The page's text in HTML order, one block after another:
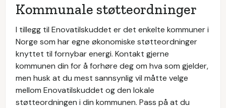
Kommunale støtteordninger
I tillegg til Enovatilskuddet er det enkelte kommuner i
Norge som har egne økonomiske støtteordninger
knyttet til fornybar energi. Kontakt gjerne
kommunen din for å forhøre deg om hva som gjelder,
men husk at du mest sannsynlig vil måtte velge
mellom Enovatilskuddet og den lokale
støtteordningen i din kommunen. Pass på at du